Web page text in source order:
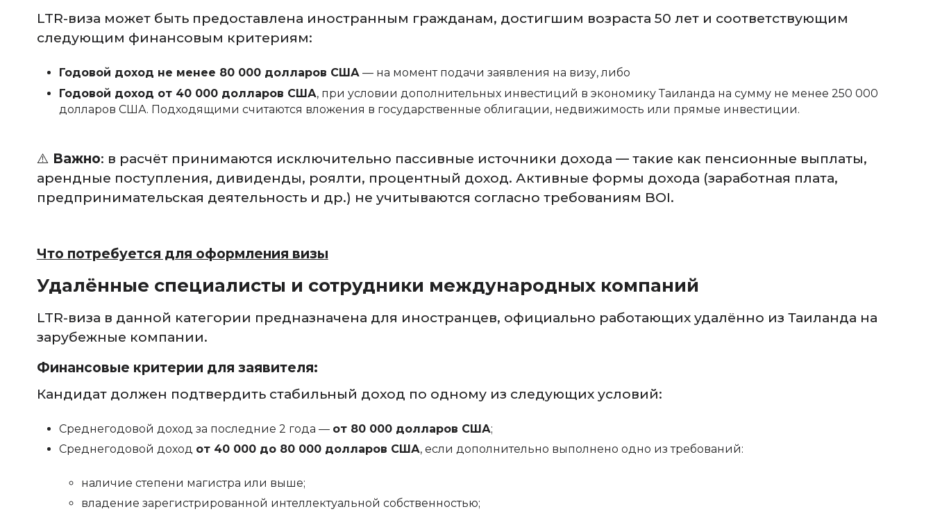
LTR-виза может быть предоставлена иностранным гражданам, достигшим возраста 50 лет и соответствующим
следующим финансовым критериям:
Годовой доход не менее 80 000 долларов США— на момент подачи заявления на визу, либо
Годовой доход от 40 000 долларов США, при условии дополнительных инвестиций в экономику Таиланда на сумму не менее 250 000
долларов США. Подходящими считаются вложения в государственные облигации, недвижимость или прямые инвестиции.
⚠️ Важно: в расчёт принимаются исключительно пассивные источники дохода — такие как пенсионные выплаты,
арендные поступления, дивиденды, роялти, процентный доход. Активные формы дохода (заработная плата,
предпринимательская деятельность и др.) не учитываются согласно требованиям BOI.
Что потребуется для оформления визы
Удалённые специалисты и сотрудники международных компаний
LTR-виза в данной категории предназначена для иностранцев, официально работающих удалённо из Таиланда на
зарубежные компании.
Финансовые критерии для заявителя:
Кандидат должен подтвердить стабильный доход по одному из следующих условий:
Среднегодовой доход за последние 2 года — от 80 000 долларов США;
Среднегодовой доход от 40 000 до 80 000 долларов США, если дополнительно выполнено одно из требований:
наличие степени магистра или выше;
владение зарегистрированной интеллектуальной собственностью;